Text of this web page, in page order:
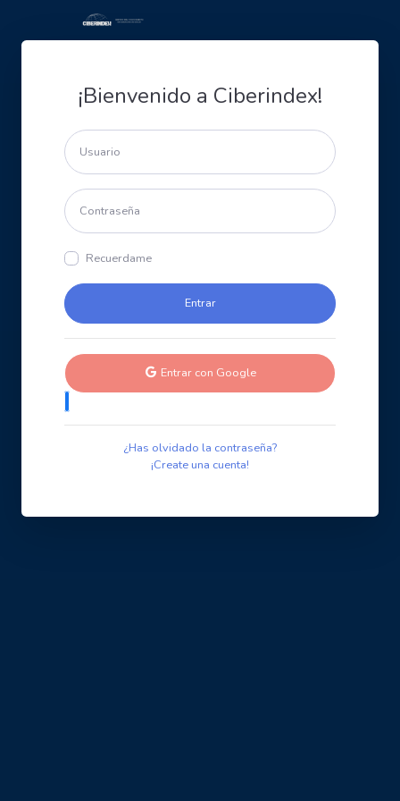
¡Bienvenido a Ciberindex!
Recuerdame
Entrar con Google
¿Has olvidado la contraseña?
¡Create una cuenta!